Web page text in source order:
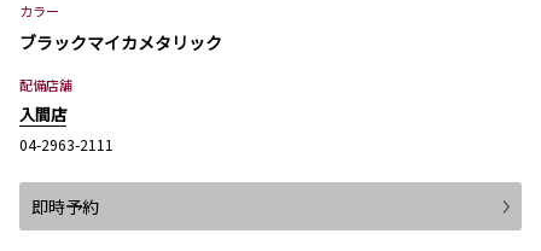
カラー
ブラックマイカメタリック
配備店舗
入間店
04-2963-2111
即時予約